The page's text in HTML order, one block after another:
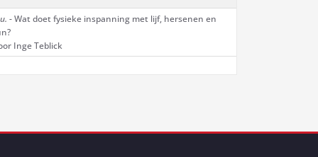
- Wat doet fysieke inspanning met lijf, hersenen en
Inge Teblick